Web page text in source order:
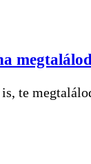
te